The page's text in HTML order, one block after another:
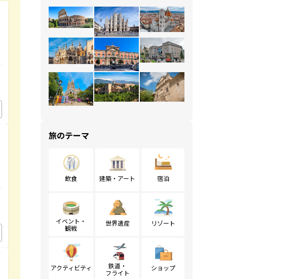
旅のテーマ
飲食 建築・アート 宿泊
イベント・
観戦
世界遺産 リゾート
アクティビティ
鉄道・
フライト
ショップ